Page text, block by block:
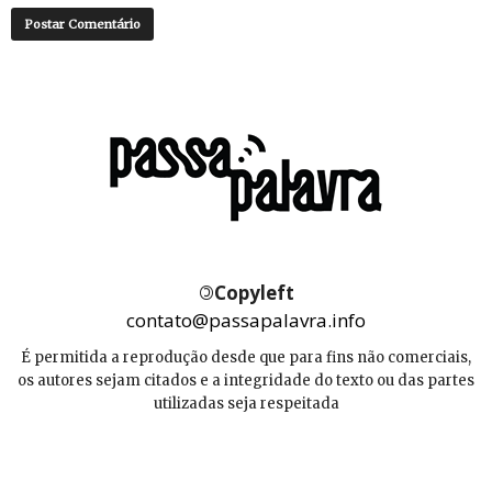
©Copyleft
contato@passapalavra.info
É permitida a reprodução desde que para fins não comerciais,
os autores sejam citados e a integridade do texto ou das partes
utilizadas seja respeitada